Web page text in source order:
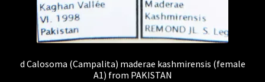
d Calosoma (Campalita) maderae kashmirensis (female
A1) from PAKISTAN